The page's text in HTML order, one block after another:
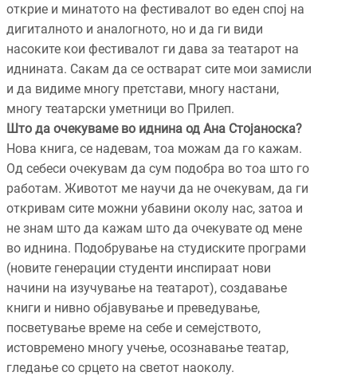
открие и минатото на фестивалот во еден спој на
дигиталното и аналогното, но и да ги види
насоките кои фестивалот ги дава за театарот на
иднината. Сакам да се остварат сите мои замисли
и да видиме многу претстави, многу настани,
многу театарски уметници во Прилеп.
Што да очекуваме во иднина од Ана Стојаноска?
Нова книга, се надевам, тоа можам да го кажам.
Од себеси очекувам да сум подобра во тоа што го
работам. Животот ме научи да не очекувам, да ги
откривам сите можни убавини околу нас, затоа и
не знам што да кажам што да очекувате од мене
во иднина. Подобрување на студиските програми
(новите генерации студенти инспираат нови
начини на изучување на театарот), создавање
книги и нивно објавување и преведување,
посветување време на себе и семејството,
истовремено многу учење, осознавање театар,
гледање со срцето на светот наоколу.